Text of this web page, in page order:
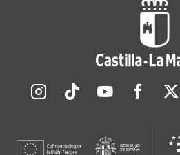
Redes sociales JCCM